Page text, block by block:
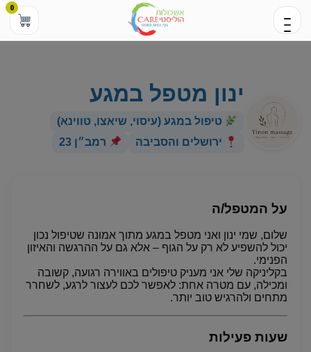
0
ינון מטפל במגע
טיפול במגע (עיסוי, שיאצו, טווינא)
ירושלים והסביבה
רמב״ן 23
על המטפל/ה
שלום, שמי ינון ואני מטפל במגע מתוך אמונה שטיפול נכון
יכול להשפיע לא רק על הגוף – אלא גם על ההרגשה והאיזון
הפנימי.
בקליניקה שלי אני מעניק טיפולים באווירה רגועה, קשובה
ומכילה, עם מטרה אחת: לאפשר לכם לעצור לרגע, לשחרר
מתחים ולהרגיש טוב יותר.
שעות פעילות